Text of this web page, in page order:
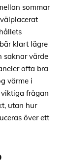
sommar
klart lägre
saknar värde
ofta bra
värme i
frågan
utan hur
över ett